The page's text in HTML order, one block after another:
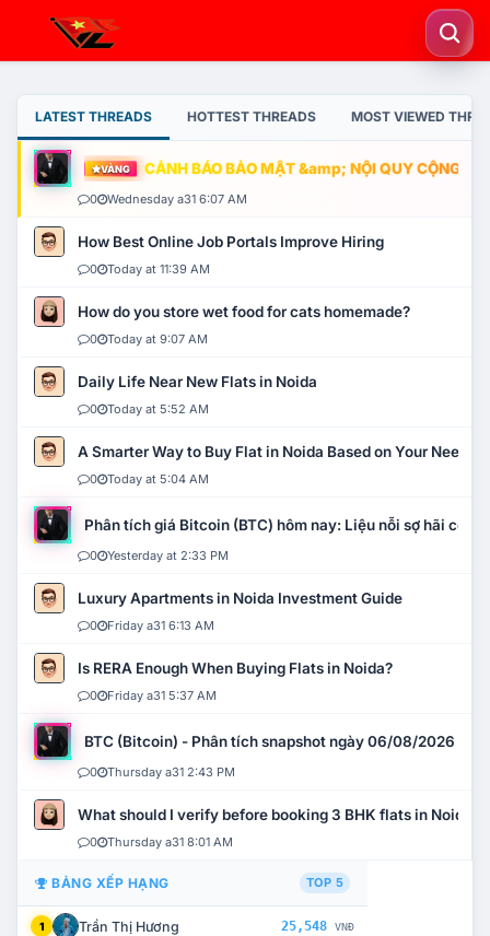
LATEST THREADS HOTTEST THREADS MOST VIEWED
VÀNG CẢNH BÁO BẢO MẬT &amp; NỘI QUY CỘNG
0 Wednesday a31 6:07 AM
How Best Online Job Portals Improve Hiring
0 Today at 11:39 AM
How do you store wet food for cats homemade?
0 Today at 9:07 AM
Daily Life Near New Flats in Noida
0 Today at 5:52 AM
A Smarter Way to Buy Flat in Noida Based on Your Needs
0 Today at 5:04 AM
Phân tích giá Bitcoin (BTC) hôm nay: Liệu nỗi sợ hãi có
0 Yesterday at 2:33 PM
Luxury Apartments in Noida Investment Guide
0 Friday a31 6:13 AM
Is RERA Enough When Buying Flats in Noida?
0 Friday a31 5:37 AM
BTC (Bitcoin) - Phân tích snapshot ngày 06/08/2026
0 Thursday a31 2:43 PM
What should I verify before booking 3 BHK flats in Noida?
0 Thursday a31 8:01 AM
BẢNG XẾP HẠNG TOP 5
1 Trần Thị Hương 25,548 VNĐ